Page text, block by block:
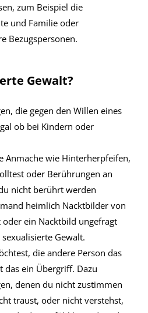
zum Beispiel die
und Familie oder
Bezugspersonen.
Gewalt?
die gegen den Willen eines
ob bei Kindern oder
Anmache wie Hinterherpfeifen,
oder Berührungen an
nicht berührt werden
heimlich Nacktbilder von
ein Nacktbild ungefragt
Gewalt.
die andere Person das
das ein Übergriff. Dazu
denen du nicht zustimmen
traust, oder nicht verstehst,